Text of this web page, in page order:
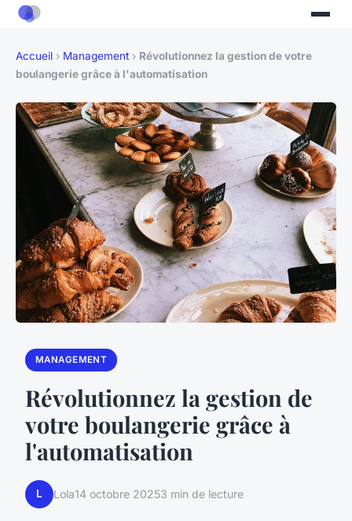
Accueil › Management › Révolutionnez la gestion de votre
boulangerie grâce à l'automatisation
MANAGEMENT
Révolutionnez la gestion de
votre boulangerie grâce à
l'automatisation
L Lola14 octobre 20253 min de lecture